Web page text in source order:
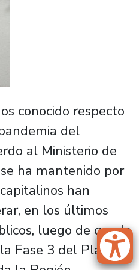
conocido respecto
del
al Ministerio de
ha mantenido por
han
en los últimos
luego de que la
Fase 3 del Plan